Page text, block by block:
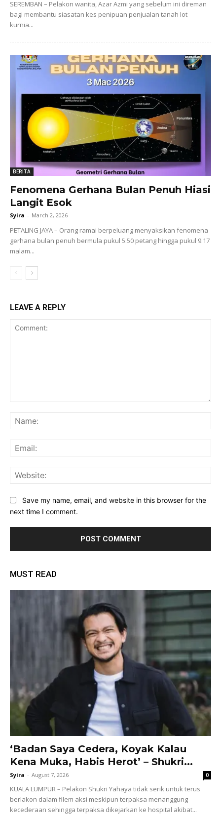
SEREMBAN – Pelakon wanita, Azar Azmi yang sebelum ini direman
bagi membantu siasatan kes penipuan penjualan tanah lot
kurnia...
BERITA
Fenomena Gerhana Bulan Penuh Hiasi
Langit Esok
Syira - March 2, 2026
PETALING JAYA – Orang ramai berpeluang menyaksikan fenomena
gerhana bulan penuh bermula pukul 5.50 petang hingga pukul 9.17
malam...
LEAVE A REPLY
Save my name, email, and website in this browser for the
next time I comment.
MUST READ
‘Badan Saya Cedera, Koyak Kalau
Kena Muka, Habis Herot’ – Shukri...
Syira - August 7, 2026 0
KUALA LUMPUR – Pelakon Shukri Yahaya tidak serik untuk terus
berlakon dalam filem aksi meskipun terpaksa menanggung
kecederaan sehingga terpaksa dikejarkan ke hospital akibat...